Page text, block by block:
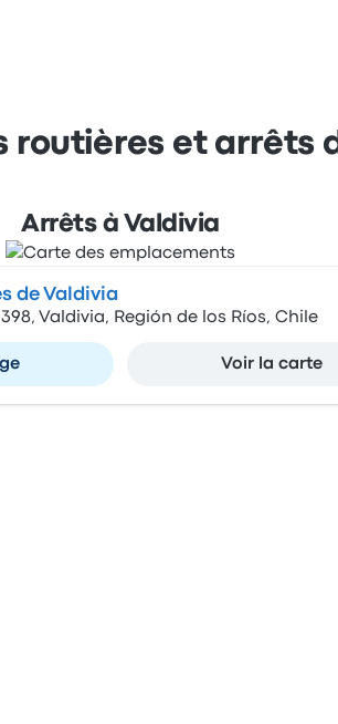
routières et arrêts
Arrêts à Valdivia
de Valdivia
Valdivia, Región de los Ríos, Chile
Voir la carte